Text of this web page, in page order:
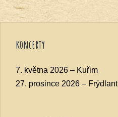
koncerty
7. května 2026 – Kuřim
27. prosince 2026 – Frýdlant